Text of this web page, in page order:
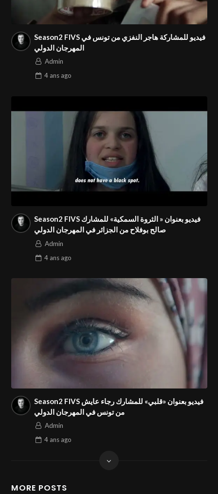
Season2 FIVS فيديو للمشاركة هاجر النفزي من تونس في
المهرجان الدولي
Admin
4 ans ago
Season2 FIVS فيديو بعنوان « الثروة السمكية» للمشارك
صالح بوفلاح من الجزائر في المهرجان الدولي
Admin
4 ans ago
Season2 FIVS فيديو بعنوان «قلبي» للمشارك رجاء عايش
من تونس في المهرجان الدولي
Admin
4 ans ago
MORE POSTS